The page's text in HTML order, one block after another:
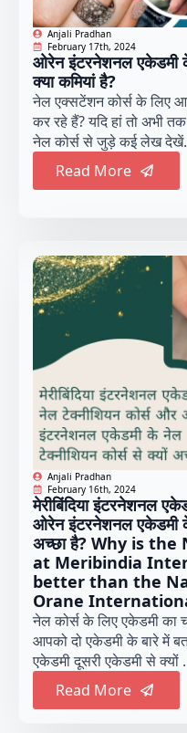
Anjali Pradhan
February 17th, 2024
ओरेन इंटरनेशनल एकेडमी
क्या कमियां है?
नेल एक्सटेंशन कोर्स के लिए
कर रहे हैं? यदि हां तो अभी
नेल कोर्स से जुड़े कई लेख
Read More
Anjali Pradhan
February 16th, 2024
मेरीबिंदिया इंटरनेशनल
ओरेन इंटरनेशनल एकेडमी
अच्छा है? Why is
at Meribindia
better than the
Orane
नेल कोर्स के लिए एकेडमी का
आपको दो एकेडमी के बारे में
एकेडमी दूसरी एकेडमी से क्यों
Read More